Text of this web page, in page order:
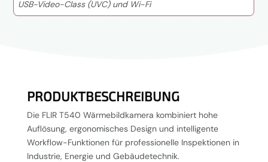
USB-Video-Class (UVC) und Wi-Fi
PRODUKTBESCHREIBUNG
Die FLIR T540 Wärmebildkamera kombiniert hohe
Auflösung, ergonomisches Design und intelligente
Workflow-Funktionen für professionelle Inspektionen in
Industrie, Energie und Gebäudetechnik.